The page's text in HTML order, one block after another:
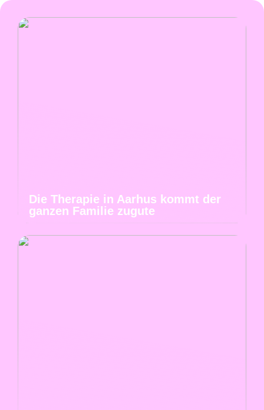
Die Therapie in Aarhus kommt der
ganzen Familie zugute